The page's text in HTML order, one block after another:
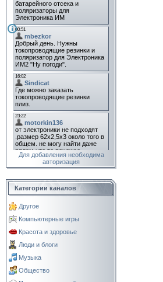
Для добавления необходима
авторизация
Категории каналов
Другое
Компьютерные игры
Красота и здоровье
Люди и блоги
Музыка
Общество